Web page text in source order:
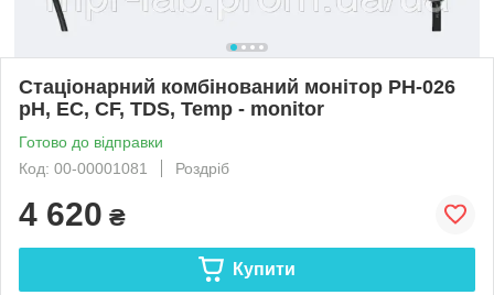
Стаціонарний комбінований монітор РН-026
pH, EC, CF, TDS, Temp - monitor
Готово до відправки
Код: 00-00001081
Роздріб
4 620 ₴
Купити